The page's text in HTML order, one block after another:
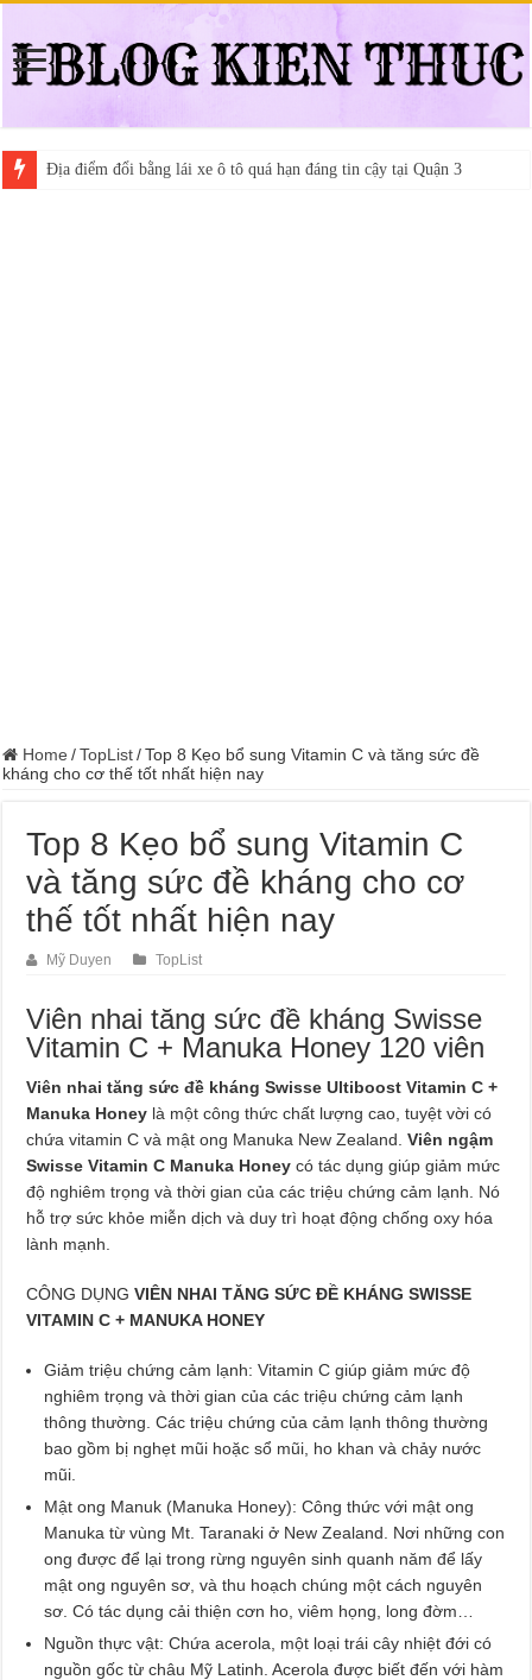
Địa điểm đổi bằng lái xe ô tô quá hạn đáng tin cậy tại Quận 3
Trung tâm nào học thi giấy phép lái xe hạng A (A2 cũ), A1 uy tín tại
Home / TopList / Top 8 Kẹo bổ sung Vitamin C và tăng sức đề
kháng cho cơ thế tốt nhất hiện nay
Top 8 Kẹo bổ sung Vitamin C
và tăng sức đề kháng cho cơ
thế tốt nhất hiện nay
Mỹ Duyen TopList
Viên nhai tăng sức đề kháng Swisse
Vitamin C + Manuka Honey 120 viên
Viên nhai tăng sức đề kháng Swisse Ultiboost Vitamin C +
Manuka Honey là một công thức chất lượng cao, tuyệt vời có
chứa vitamin C và mật ong Manuka New Zealand. Viên ngậm
Swisse Vitamin C Manuka Honey có tác dụng giúp giảm mức
độ nghiêm trọng và thời gian của các triệu chứng cảm lạnh. Nó
hỗ trợ sức khỏe miễn dịch và duy trì hoạt động chống oxy hóa
lành mạnh.
CÔNG DỤNGVIÊN NHAI TĂNG SỨC ĐỀ KHÁNG SWISSE
VITAMIN C + MANUKA HONEY
Giảm triệu chứng cảm lạnh: Vitamin C giúp giảm mức độ
nghiêm trọng và thời gian của các triệu chứng cảm lạnh
thông thường. Các triệu chứng của cảm lạnh thông thường
bao gồm bị nghẹt mũi hoặc sổ mũi, ho khan và chảy nước
mũi.
Mật ong Manuk (Manuka Honey): Công thức với mật ong
Manuka từ vùng Mt. Taranaki ở New Zealand. Nơi những con
ong được để lại trong rừng nguyên sinh quanh năm để lấy
mật ong nguyên sơ, và thu hoạch chúng một cách nguyên
sơ. Có tác dụng cải thiện cơn ho, viêm họng, long đờm…
Nguồn thực vật: Chứa acerola, một loại trái cây nhiệt đới có
nguồn gốc từ châu Mỹ Latinh. Acerola được biết đến với hàm